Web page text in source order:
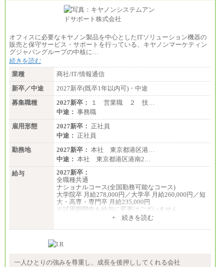
オフィスに必要なキヤノン製品を中心としたITソリューション機器の
販売と保守サービス・サポートを行っている、キヤノンマーケティン
グジャパングループの中核に…
続きを読む
業種
商社/IT/情報通信
新卒／中途
2027新卒(既卒1年以内可)・中途
募集職種
2027新卒：
１ 営業職 ２ 技…
中途： 事務職
雇用形態
2027新卒： 正社員
中途： 正社員
勤務地
2027新卒： 本社 東京都港区港…
中途： 本社 東京都港区港南2…
給与
2027新卒：
全職種共通
ナショナルコース(全国勤務可能なコース)
大学院卒 月給278,000円／大学卒 月給260,000円／短
大・高専・専門卒 月給235,000円
※試用期間中も給与に変更はございません
大学院卒 月給264,000円／大学卒 月給250,000円／短
※試用期間中も給与に変更はございません
月給：250,000円～400,000円
+ 続きを読む
一人ひとりの強みを尊重し、成長を後押ししてくれる会社